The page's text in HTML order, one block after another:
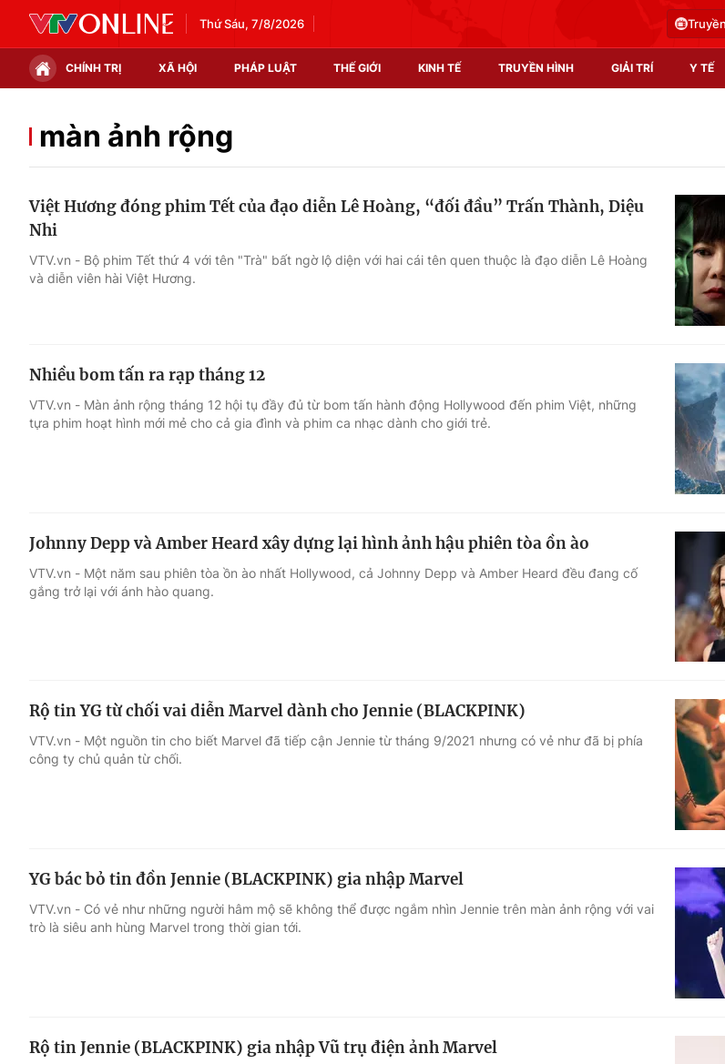
Thứ Sáu, 7/8/2026
CHÍNH TRỊ XÃ HỘI PHÁP LUẬT THẾ GIỚI KINH TẾ TRUYỀN HÌNH GIẢI TRÍ Y TẾ
Chính trị
Tin tức
Thế giới đó đây
Thị trường
Hậu trường
Điện ảnh
Âm nhạc
Sao
Du lịch
Làm đẹp
Tuyển sinh
Học trực tuyến
Tư
màn ảnh rộng
Việt Hương đóng phim Tết của đạo diễn Lê Hoàng, “đối đầu” Trấn Thành, Diệu
Nhi
VTV.vn - Bộ phim Tết thứ 4 với tên "Trà" bất ngờ lộ diện với hai cái tên quen thuộc là đạo diễn Lê Hoàng
và diễn viên hài Việt Hương.
Nhiều bom tấn ra rạp tháng 12
VTV.vn - Màn ảnh rộng tháng 12 hội tụ đầy đủ từ bom tấn hành động Hollywood đến phim Việt, những
tựa phim hoạt hình mới mẻ cho cả gia đình và phim ca nhạc dành cho giới trẻ.
Johnny Depp và Amber Heard xây dựng lại hình ảnh hậu phiên tòa ồn ào
VTV.vn - Một năm sau phiên tòa ồn ào nhất Hollywood, cả Johnny Depp và Amber Heard đều đang cố
gắng trở lại với ánh hào quang.
Rộ tin YG từ chối vai diễn Marvel dành cho Jennie (BLACKPINK)
VTV.vn - Một nguồn tin cho biết Marvel đã tiếp cận Jennie từ tháng 9/2021 nhưng có vẻ như đã bị phía
công ty chủ quản từ chối.
YG bác bỏ tin đồn Jennie (BLACKPINK) gia nhập Marvel
VTV.vn - Có vẻ như những người hâm mộ sẽ không thể được ngắm nhìn Jennie trên màn ảnh rộng với vai
trò là siêu anh hùng Marvel trong thời gian tới.
Rộ tin Jennie (BLACKPINK) gia nhập Vũ trụ điện ảnh Marvel